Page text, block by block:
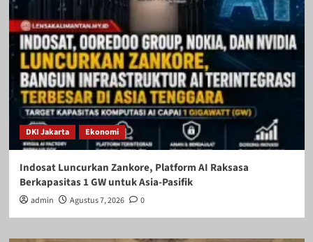
DKI Jakarta Ekonomi
Indosat Luncurkan Zankore, Platform AI Raksasa
Berkapasitas 1 GW untuk Asia-Pasifik
admin Agustus 7, 2026 0